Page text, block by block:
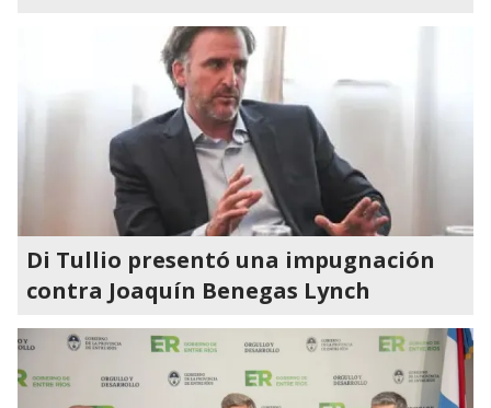
Di Tullio presentó una impugnación
contra Joaquín Benegas Lynch